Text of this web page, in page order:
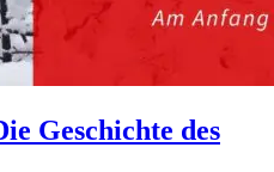
Geschichte des